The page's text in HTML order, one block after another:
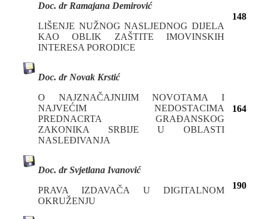
Doc. dr Ramajana Demirović
LIŠENJE NUŽNOG NASLJEDNOG DIJELA
KAO OBLIK ZAŠTITE IMOVINSKIH
INTERESA PORODICE
148
Doc. dr Novak Krstić
O NAJZNAČAJNIJIM NOVOTAMA I
NAJVEĆIM NEDOSTACIMA
PREDNACRTA GRAĐANSKOG
ZAKONIKA SRBIJE U OBLASTI
NASLEĐIVANJA
164
Doc. dr Svjetlana Ivanović
PRAVA IZDAVAČA U DIGITALNOM
OKRUŽENJU
190